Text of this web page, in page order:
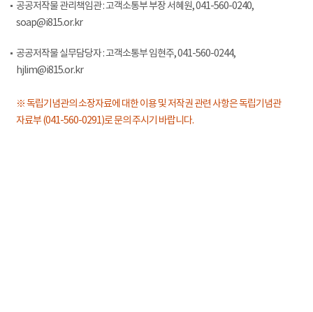
공공저작물 관리책임관 : 고객소통부 부장 서혜원, 041-560-0240,
soap@i815.or.kr
공공저작물 실무담당자 : 고객소통부 임현주, 041-560-0244,
hjlim@i815.or.kr
※ 독립기념관의 소장자료에 대한 이용 및 저작권 관련 사항은 독립기념관
자료부 (041-560-0291)로 문의 주시기 바랍니다.